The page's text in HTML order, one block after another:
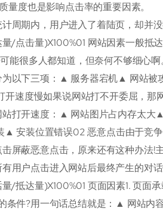
量度也是影响点击率的重要因素。
周期内，用户进入了着陆页，却并没
/点击量)X100%01 网站因素一般抵
能很多人都知道，但奈何不够细心啊
以下三项：▲ 服务器宕机▲ 网站
开速度慢如果说网站打不开委屈，那
站打开速度：▲ 网站图片占内存太
安装位置错误02 恶意点击由于竞争
击屏蔽恶意点击，原来还有这种办
用户点击进入网站后最终产生的对话
/抵达量)X100%01 页面因素1. 页面
条件?用一句话总结就是：▲ 网站内